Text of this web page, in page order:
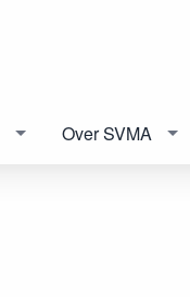
Over SVMA